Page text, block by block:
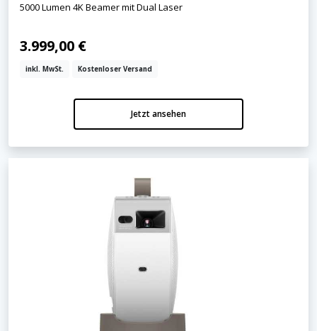
5000 Lumen 4K Beamer mit Dual Laser
3.999,00 €
inkl. MwSt. Kostenloser Versand
Jetzt ansehen